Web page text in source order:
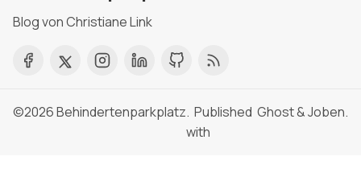
Blog von Christiane Link
©2026Behindertenparkplatz. Published
with
Ghost&Joben.